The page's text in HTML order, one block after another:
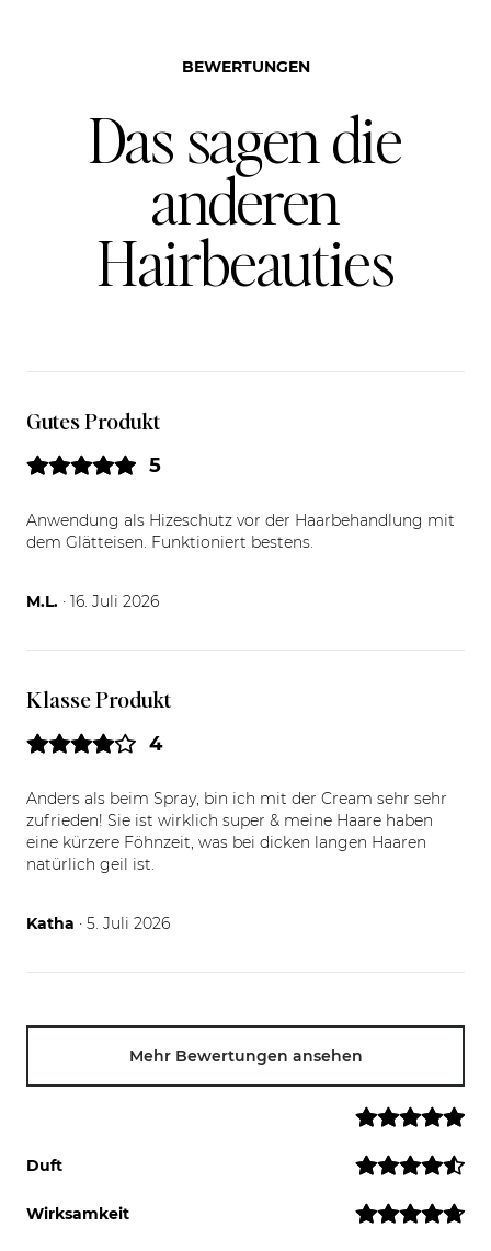
BEWERTUNGEN
Das sagen die
anderen
Hairbeauties
Gutes Produkt
5
Anwendung als Hizeschutz vor der Haarbehandlung mit
dem Glätteisen. Funktioniert bestens.
M.L. 16.07.26
· 16. Juli 2026
Klasse Produkt
4
Anders als beim Spray, bin ich mit der Cream sehr sehr
zufrieden! Sie ist wirklich super & meine Haare haben
eine kürzere Föhnzeit, was bei dicken langen Haaren
natürlich geil ist.
Katha 05.07.26
· 5. Juli 2026
Mehr Bewertungen ansehen
Duft
Wirksamkeit